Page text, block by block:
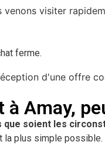
ferme.
à Amay,
soient les
la plus simple possible.